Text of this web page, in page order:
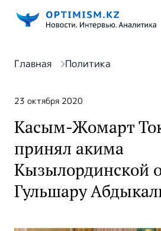
Главная Политика
23 октября 2020
Касым-Жомарт
принял акима
Кызылординской
Гульшару